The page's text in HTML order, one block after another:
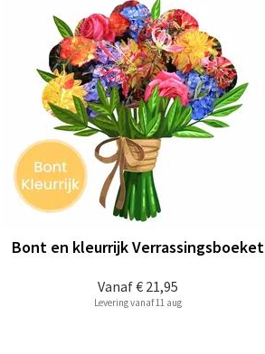
Vanaf€ 21,95
Bont en kleurrijk Verrassingsboeket
Levering vanaf 11 aug